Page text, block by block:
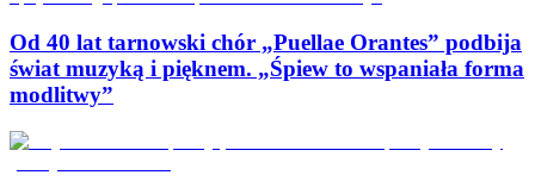
Od 40 lat tarnowski chór „Puellae Orantes” podbija
świat muzyką i pięknem. „Śpiew to wspaniała forma
modlitwy”